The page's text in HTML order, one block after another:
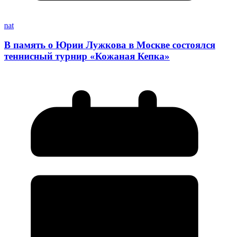
nat
В память о Юрии Лужкова в Москве состоялся
теннисный турнир «Кожаная Кепка»